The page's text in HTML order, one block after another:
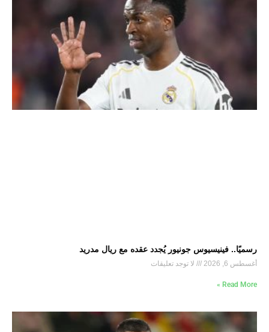
رسميًا.. فينيسيوس جونيور يُجدد عقده مع ريال مدريد
أغسطس 6, 2026 لا توجد تعليقات
Read More »